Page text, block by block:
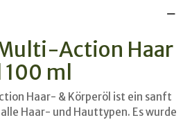
Action Haar
ml
Haar- & Körperöl ist ein sanft
Haar- und Hauttypen. Es wurde